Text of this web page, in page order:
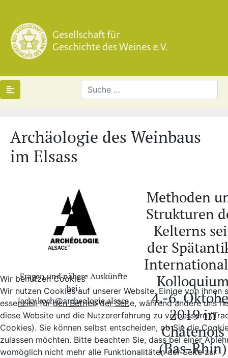
Archäologie des Weinbaus
im Elsass
Fragen und nähere Auskünfte
bei:
jacky.koch@archeologie.alsace
Methoden
Strukturen
Kelterns
der
4.-6.
2019 in
Châtenois
(Bas-Rhin)
Wir benutzen Cookies
Wir nutzen Cookies auf unserer Website. Einige von ihnen
essenziell für den Betrieb der Seite, während andere uns
diese Website und die Nutzererfahrung zu verbessern
Cookies). Sie können selbst entscheiden, ob Sie die
zulassen möchten. Bitte beachten Sie, dass bei einer
womöglich nicht mehr alle Funktionalitäten der Seite zur